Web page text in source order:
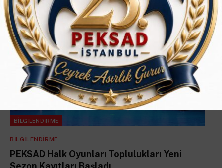
BILGILENDIRME
BILGILENDIRME
PEKSAD Halk Oyunları Toplulukları Yeni
Sezon Kayıtları Başladı